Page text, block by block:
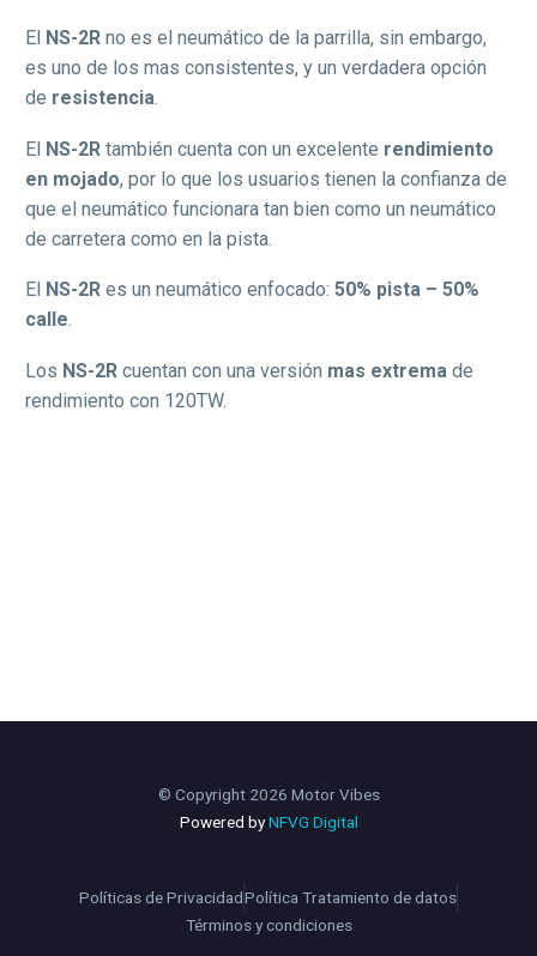
El NS-2R no es el neumático de la parrilla, sin embargo,
es uno de los mas consistentes, y un verdadera opción
de resistencia.
El NS-2R también cuenta con un excelente rendimiento
en mojado, por lo que los usuarios tienen la confianza de
que el neumático funcionara tan bien como un neumático
de carretera como en la pista.
El NS-2R es un neumático enfocado: 50% pista – 50%
calle.
Los NS-2R cuentan con una versión mas extrema de
rendimiento con 120TW.
© Copyright 2026 Motor Vibes
Powered byNFVG Digital
Políticas de PrivacidadPolítica Tratamiento de datos
Términos y condiciones